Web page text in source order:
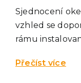
Sjednocení
vzhled se
rámu
Přečíst více